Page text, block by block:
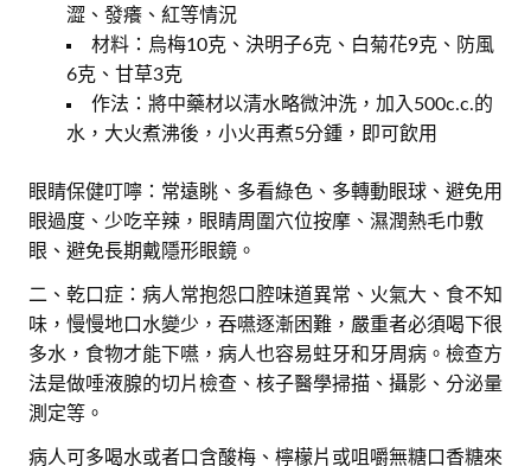
澀、發癢、紅等情況
材料：烏梅10克、決明子6克、白菊花9克、防風
6克、甘草3克
作法：將中藥材以清水略微沖洗，加入500c.c.的
水，大火煮沸後，小火再煮5分鍾，即可飲用
眼睛保健叮嚀：常遠眺、多看綠色、多轉動眼球、避免用
眼過度、少吃辛辣，眼睛周圍穴位按摩、濕潤熱毛巾敷
眼、避免長期戴隱形眼鏡。
二、乾口症：病人常抱怨口腔味道異常、火氣大、食不知
味，慢慢地口水變少，吞嚥逐漸困難，嚴重者必須喝下很
多水，食物才能下嚥，病人也容易蛀牙和牙周病。檢查方
法是做唾液腺的切片檢查、核子醫學掃描、攝影、分泌量
測定等。
病人可多喝水或者口含酸梅、檸檬片或咀嚼無糖口香糖來